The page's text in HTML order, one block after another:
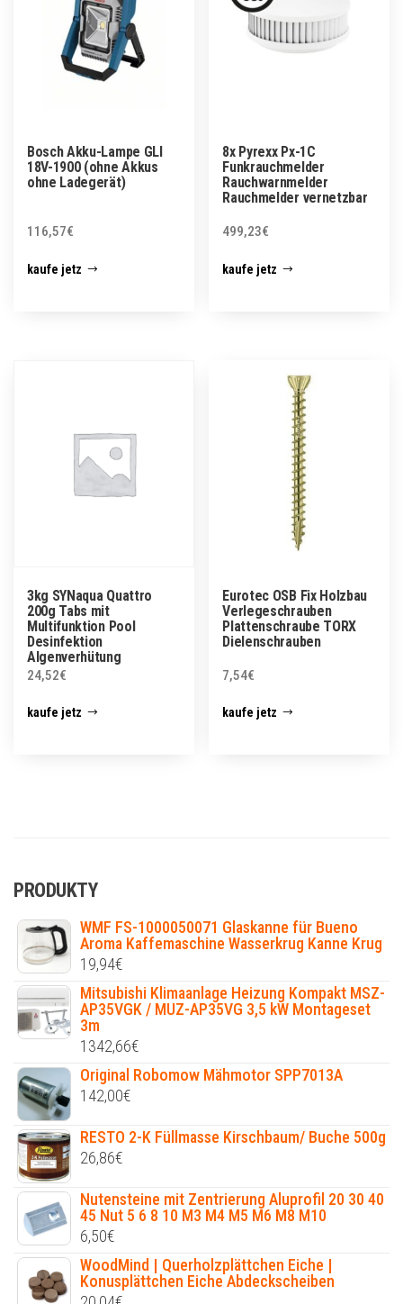
Bosch Akku-Lampe GLI
18V-1900 (ohne Akkus
ohne Ladegerät)
116,57€
kaufe jetz
8x Pyrexx Px-1C
Funkrauchmelder
Rauchwarnmelder
Rauchmelder vernetzbar
499,23€
kaufe jetz
3kg SYNaqua Quattro
200g Tabs mit
Multifunktion Pool
Desinfektion
Algenverhütung
24,52€
kaufe jetz
Eurotec OSB Fix Holzbau
Verlegeschrauben
Plattenschraube TORX
Dielenschrauben
7,54€
kaufe jetz
PRODUKTY
WMF FS-1000050071 Glaskanne für Bueno
Aroma Kaffemaschine Wasserkrug Kanne Krug
19,94€
Mitsubishi Klimaanlage Heizung Kompakt MSZ-
AP35VGK / MUZ-AP35VG 3,5 kW Montageset
3m
1342,66€
Original Robomow Mähmotor SPP7013A
142,00€
RESTO 2-K Füllmasse Kirschbaum/ Buche 500g
26,86€
Nutensteine mit Zentrierung Aluprofil 20 30 40
45 Nut 5 6 8 10 M3 M4 M5 M6 M8 M10
6,50€
WoodMind | Querholzplättchen Eiche |
Konusplättchen Eiche Abdeckscheiben